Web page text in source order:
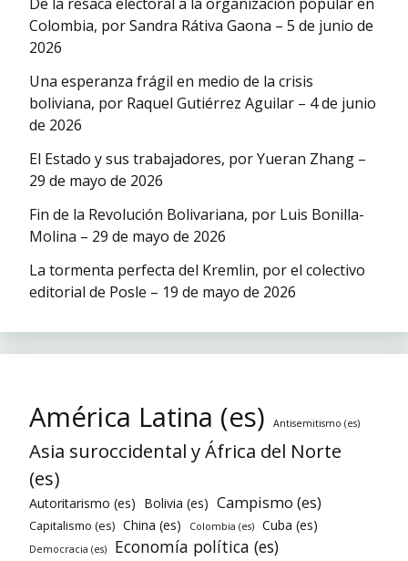
De la resaca electoral a la organización popular en
Colombia, por Sandra Rátiva Gaona – 5 de junio de
2026
Una esperanza frágil en medio de la crisis
boliviana, por Raquel Gutiérrez Aguilar – 4 de junio
de 2026
El Estado y sus trabajadores, por Yueran Zhang –
29 de mayo de 2026
Fin de la Revolución Bolivariana, por Luis Bonilla-
Molina – 29 de mayo de 2026
La tormenta perfecta del Kremlin, por el colectivo
editorial de Posle – 19 de mayo de 2026
América Latina (es) Antisemitismo (es)
Asia suroccidental y África del Norte
(es)
Autoritarismo (es) Bolivia (es) Campismo (es)
Capitalismo (es) China (es) Colombia (es) Cuba (es)
Democracia (es) Economía política (es)